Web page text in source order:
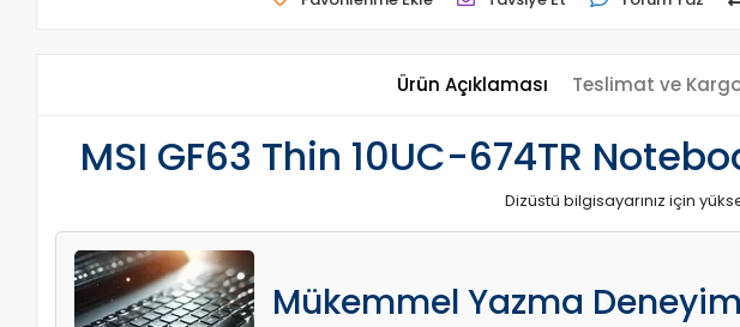
Ürün Açıklaması Teslimat ve
MSI GF63 Thin 10UC-674TR
Dizüstü bilgisayarınız için
Mükemmel Yazma